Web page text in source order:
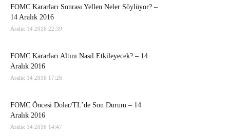
FOMC Kararları Sonrası Yellen Neler Söylüyor? –
14 Aralık 2016
Aralık 14 2016 22:39
FOMC Kararları Altını Nasıl Etkileyecek? – 14
Aralık 2016
Aralık 14 2016 17:26
FOMC Öncesi Dolar/TL’de Son Durum – 14
Aralık 2016
Aralık 14 2016 14:47